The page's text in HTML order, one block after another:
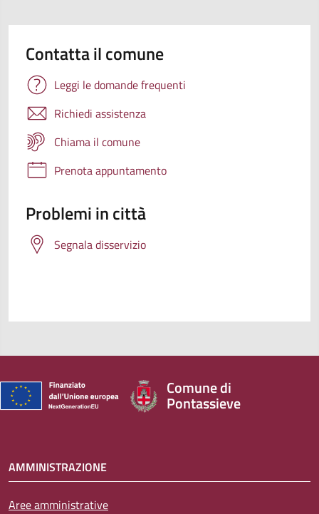
Contatta il comune
Leggi le domande frequenti
Richiedi assistenza
Chiama il comune
Prenota appuntamento
Problemi in città
Segnala disservizio
Comune di
Pontassieve
AMMINISTRAZIONE
Aree amministrative